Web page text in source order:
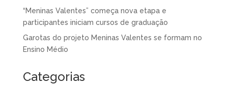
“Meninas Valentes” começa nova etapa e
participantes iniciam cursos de graduação
Garotas do projeto Meninas Valentes se formam no
Ensino Médio
Categorias